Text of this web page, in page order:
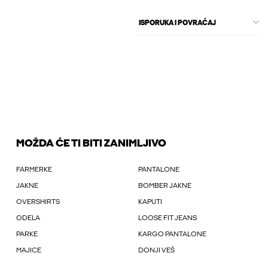
ISPORUKA I POVRAĆAJ
MOŽDA ĆE TI BITI ZANIMLJIVO
FARMERKE PANTALONE
JAKNE BOMBER JAKNE
OVERSHIRTS KAPUTI
ODELA LOOSE FIT JEANS
PARKE KARGO PANTALONE
MAJICE DONJI VEŠ